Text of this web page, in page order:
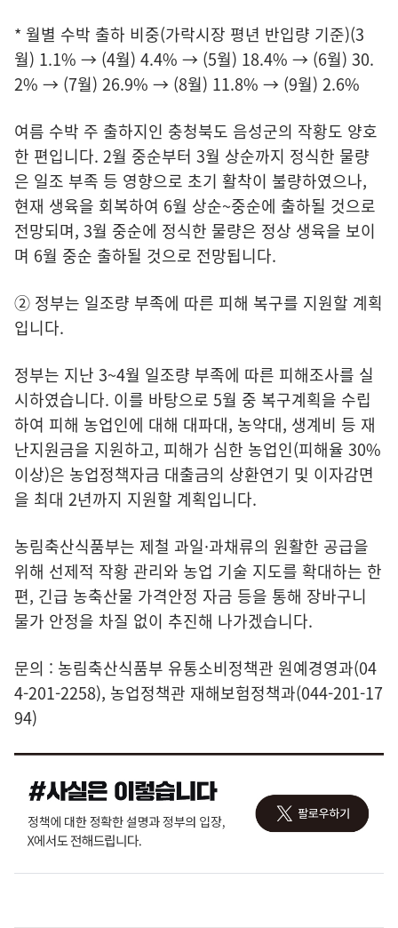
* 월별 수박 출하 비중(가락시장 평년 반입량 기준)(3
월) 1.1% → (4월) 4.4% → (5월) 18.4% → (6월) 30.
2% → (7월) 26.9% → (8월) 11.8% → (9월) 2.6%
여름 수박 주 출하지인 충청북도 음성군의 작황도 양호
한 편입니다. 2월 중순부터 3월 상순까지 정식한 물량
은 일조 부족 등 영향으로 초기 활착이 불량하였으나,
현재 생육을 회복하여 6월 상순~중순에 출하될 것으로
전망되며, 3월 중순에 정식한 물량은 정상 생육을 보이
며 6월 중순 출하될 것으로 전망됩니다.
② 정부는 일조량 부족에 따른 피해 복구를 지원할 계획
입니다.
정부는 지난 3~4월 일조량 부족에 따른 피해조사를 실
시하였습니다. 이를 바탕으로 5월 중 복구계획을 수립
하여 피해 농업인에 대해 대파대, 농약대, 생계비 등 재
난지원금을 지원하고, 피해가 심한 농업인(피해율 30%
이상)은 농업정책자금 대출금의 상환연기 및 이자감면
을 최대 2년까지 지원할 계획입니다.
농림축산식품부는 제철 과일·과채류의 원활한 공급을
위해 선제적 작황 관리와 농업 기술 지도를 확대하는 한
편, 긴급 농축산물 가격안정 자금 등을 통해 장바구니
물가 안정을 차질 없이 추진해 나가겠습니다.
문의 : 농림축산식품부 유통소비정책관 원예경영과(04
4-201-2258), 농업정책관 재해보험정책과(044-201-17
94)